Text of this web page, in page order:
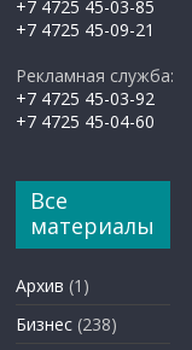
+7 4725 45-03-85
+7 4725 45-09-21
Рекламная служба:
+7 4725 45-03-92
+7 4725 45-04-60
Все
материалы
Архив (1)
Бизнес (238)